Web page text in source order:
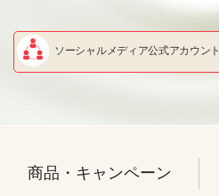
ソーシャルメディア公式アカウント
商品・キャンペーン